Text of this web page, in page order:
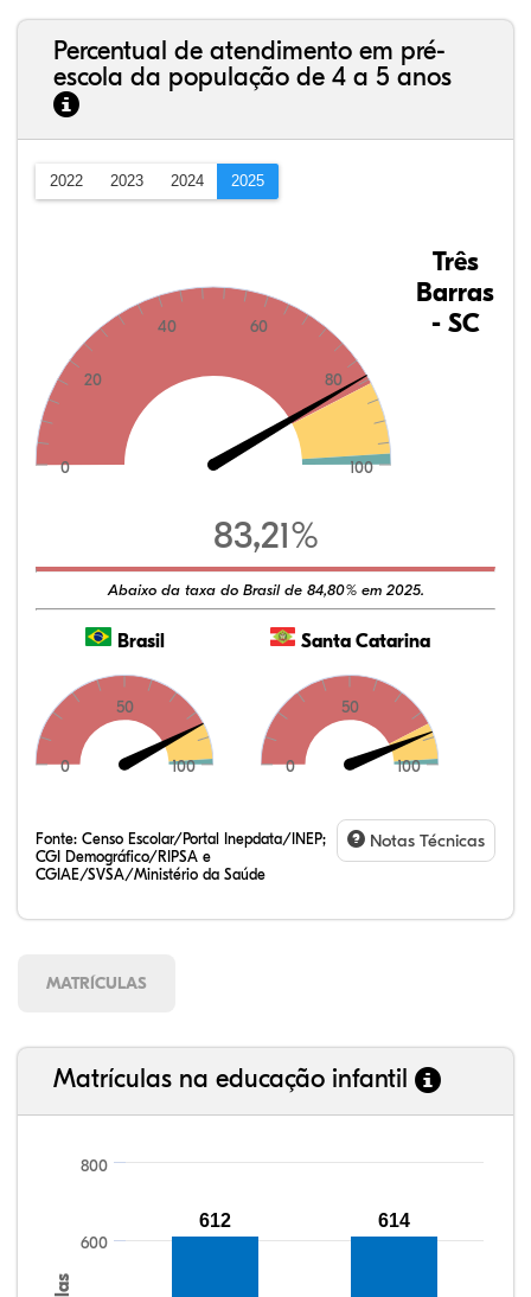
Percentual de atendimento em pré-
escola da população de 4 a 5 anos
2022 2023 2024 2025
0
20
40 60
80
100
Três
Barras
- SC
83,21%
Abaixo da taxa do Brasil de 84,80% em 2025.
Brasil
0
50
100
Santa Catarina
0
50
100
Fonte: Censo Escolar/Portal Inepdata/INEP;
CGI Demográfico/RIPSA e
CGIAE/SVSA/Ministério da Saúde
Notas Técnicas
MATRÍCULAS
Matrículas na educação infantil
600
800
612 614
100,00%